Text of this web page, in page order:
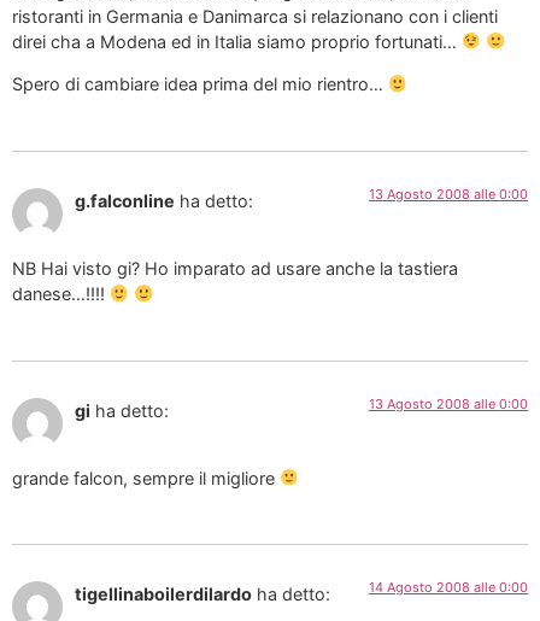
ristoranti in Germania e Danimarca si relazionano con i clienti
direi cha a Modena ed in Italia siamo proprio fortunati…
Spero di cambiare idea prima del mio rientro…
g.falconline ha detto: 13 Agosto 2008 alle 0:00
NB Hai visto gi? Ho imparato ad usare anche la tastiera
danese…!!!!
gi ha detto: 13 Agosto 2008 alle 0:00
grande falcon, sempre il migliore
tigellinaboilerdilardo ha detto: 14 Agosto 2008 alle 0:00